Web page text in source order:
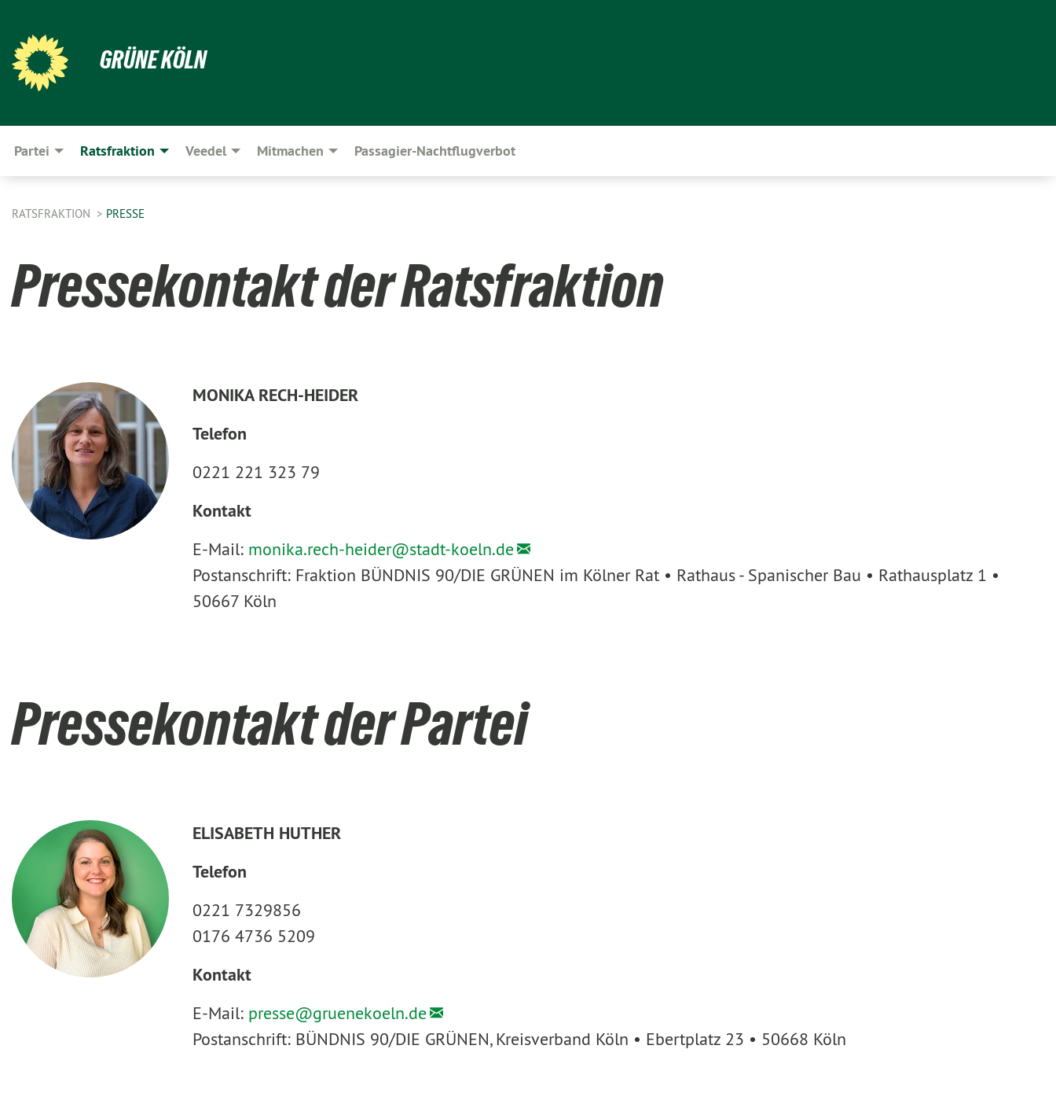
GRÜNE KÖLN
Partei Ratsfraktion Veedel Mitmachen Passagier-Nachtflugverbot
RATSFRAKTION PRESSE
Pressekontakt der Ratsfraktion
MONIKA RECH-HEIDER
Telefon
0221 221 323 79
Kontakt
E-Mail: monika.rech-heider@stadt-koeln.de
Postanschrift: Fraktion BÜNDNIS 90/DIE GRÜNEN im Kölner Rat • Rathaus - Spanischer Bau • Rathausplatz 1 •
50667 Köln
Pressekontakt der Partei
ELISABETH HUTHER
Telefon
0221 7329856
0176 4736 5209
Kontakt
E-Mail: presse@gruenekoeln.de
Postanschrift: BÜNDNIS 90/DIE GRÜNEN, Kreisverband Köln • Ebertplatz 23 • 50668 Köln